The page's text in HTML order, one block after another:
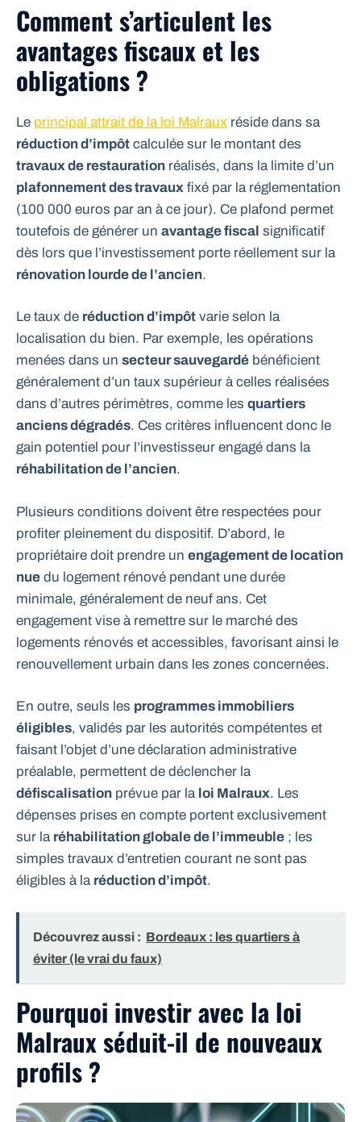
Comment s’articulent les
avantages fiscaux et les
obligations ?
Le principal attrait de la loi Malraux réside dans sa
réduction d’impôt calculée sur le montant des
travaux de restauration réalisés, dans la limite d’un
plafonnement des travaux fixé par la réglementation
(100 000 euros par an à ce jour). Ce plafond permet
toutefois de générer un avantage fiscal significatif
dès lors que l’investissement porte réellement sur la
rénovation lourde de l’ancien.
Le taux de réduction d’impôt varie selon la
localisation du bien. Par exemple, les opérations
menées dans un secteur sauvegardé bénéficient
généralement d’un taux supérieur à celles réalisées
dans d’autres périmètres, comme les quartiers
anciens dégradés. Ces critères influencent donc le
gain potentiel pour l’investisseur engagé dans la
réhabilitation de l’ancien.
Plusieurs conditions doivent être respectées pour
profiter pleinement du dispositif. D’abord, le
propriétaire doit prendre un engagement de location
nue du logement rénové pendant une durée
minimale, généralement de neuf ans. Cet
engagement vise à remettre sur le marché des
logements rénovés et accessibles, favorisant ainsi le
renouvellement urbain dans les zones concernées.
En outre, seuls les programmes immobiliers
éligibles, validés par les autorités compétentes et
faisant l’objet d’une déclaration administrative
préalable, permettent de déclencher la
défiscalisation prévue par la loi Malraux. Les
dépenses prises en compte portent exclusivement
sur la réhabilitation globale de l’immeuble ; les
simples travaux d’entretien courant ne sont pas
éligibles à la réduction d’impôt.
Découvrez aussi : Bordeaux : les quartiers à
éviter (le vrai du faux)
Pourquoi investir avec la loi
Malraux séduit-il de nouveaux
profils ?